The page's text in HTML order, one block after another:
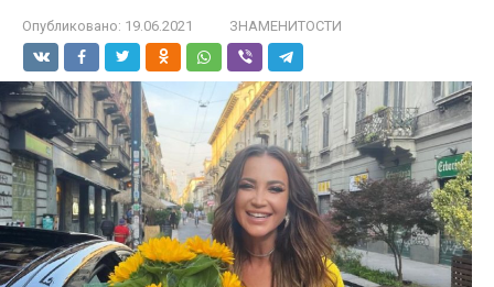
Опубликовано: 19.06.2021 ЗНАМЕНИТОСТИ